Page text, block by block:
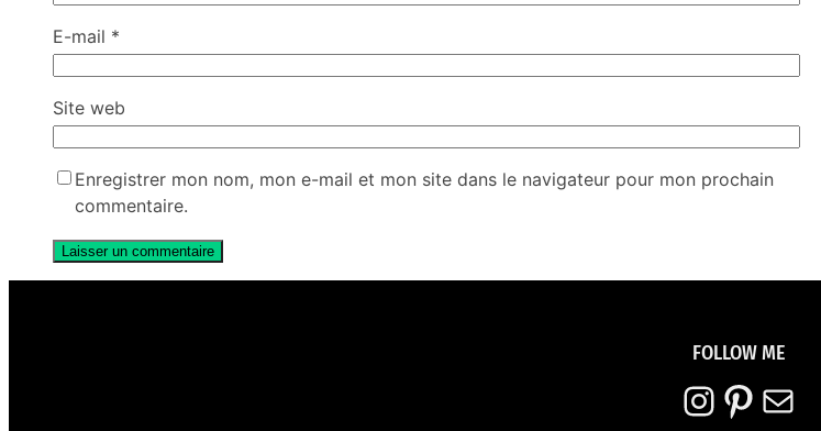
E-mail *
Site web
Enregistrer mon nom, mon e-mail et mon site dans le navigateur pour mon prochain
commentaire.
FOLLOW ME
Instagram Pinterest E-mail